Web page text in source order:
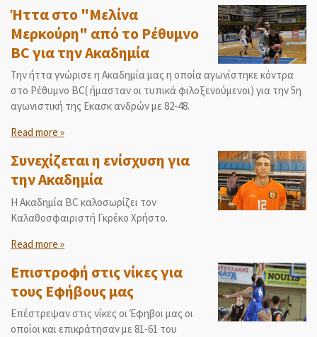
Ήττα στο "Μελίνα
Μερκούρη" από το Ρέθυμνο
BC για την Ακαδημία
Την ήττα γνώρισε η Ακαδημία μας η οποία αγωνίστηκε κόντρα
στο Ρέθυμνο BC( ήμασταν οι τυπικά φιλοξενούμενοι) για την 5η
αγωνιστική της Εκασκ ανδρών με 82-48.
Read more »
Συνεχίζεται η ενίσχυση για
την Ακαδημία
Η Ακαδημία ΒC καλοσωρίζει τον
Καλαθοσφαιριστή Γκρέκο Χρήστο.
Read more »
Επιστροφή στις νίκες για
τους Εφήβους μας
Επέστρεψαν στις νίκες οι Έφηβοι μας οι
οποίοι και επικράτησαν με 81-61 του